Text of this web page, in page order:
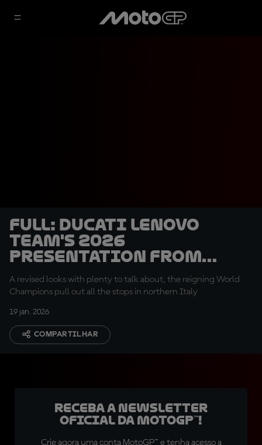
FULL: Ducati Lenovo
Team's 2026
presentation from
Madonna di Campiglio
A revised looks with plenty to talk about, the reigning World
Champions pull out all the stops in northern Italy
19 jan. 2026
COMPARTILHAR
Receba a newsletter
oficial da MotoGP™!
Crie agora uma conta MotoGP™ e tenha acesso a